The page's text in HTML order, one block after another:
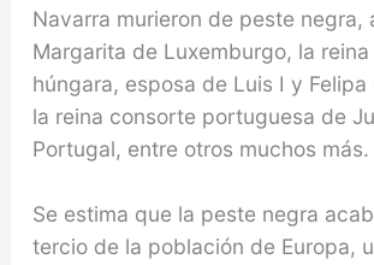
Navarra murieron de peste negra,
Margarita de Lu­xemburgo, la
húngara, esposa de Luis I y
la reina consorte portuguesa de
Portugal, entre otros muchos más.
Se estima que la peste negra
tercio de la población de Europa,